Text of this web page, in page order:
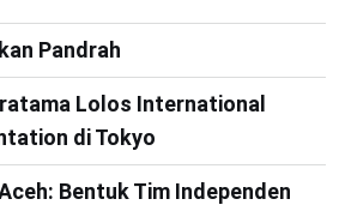
Pandrah
Lolos International
di Tokyo
Bentuk Tim Independen